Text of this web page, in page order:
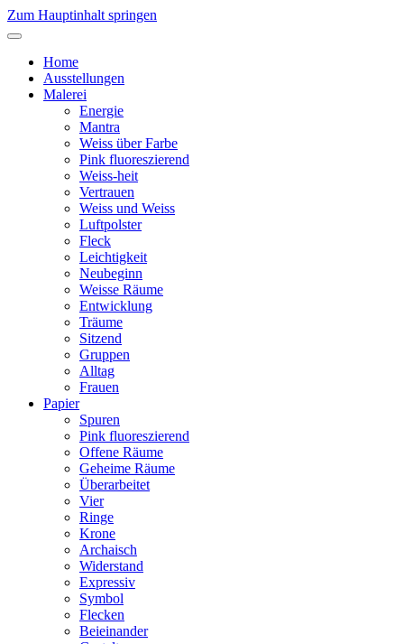
Zum Hauptinhalt springen
Home
Ausstellungen
Malerei
Energie
Mantra
Weiss über Farbe
Pink fluoreszierend
Weiss-heit
Vertrauen
Weiss und Weiss
Luftpolster
Fleck
Leichtigkeit
Neubeginn
Weisse Räume
Entwicklung
Träume
Sitzend
Gruppen
Alltag
Frauen
Papier
Spuren
Pink fluoreszierend
Offene Räume
Geheime Räume
Überarbeitet
Vier
Ringe
Krone
Archaisch
Widerstand
Expressiv
Symbol
Flecken
Beieinander